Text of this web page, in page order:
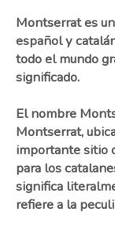
Montserrat es
español y
todo el mundo
significado.
El nombre
Montserrat,
importante sitio
para los
significa
refiere a la